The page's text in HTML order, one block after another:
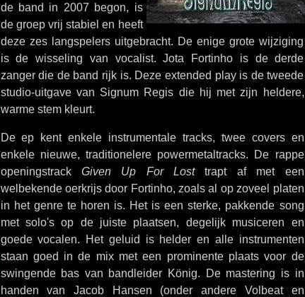
de band in 2007 begon, is
de groep vrij stabiel en heeft
deze zes langspelers uitgebracht. De enige grote wijziging
is de wisseling van vocalist. Jota Fortinho is de derde
zanger die de band rijk is. Deze extended play is de tweede
studio-uitgave van Signum Regis die hij met zijn heldere,
warme stem kleurt.
De ep kent enkele instrumentale tracks, twee covers en
enkele nieuwe, traditionelere powermetaltracks. De rappe
openingstrack Given Up For Losttrapt af met een
welbekende oerkrijs door Fortinho, zoals al op zoveel platen
in het genre te horen is. Het is een sterke, pakkende song
met solo's op de juiste plaatsen, degelijk musiceren en
goede vocalen. Het geluid is helder en alle instrumenten
staan goed in de mix met een prominente plaats voor de
swingende bas van bandleider König. De mastering is in
handen van Jacob Hansen (onder andere Volbeat en